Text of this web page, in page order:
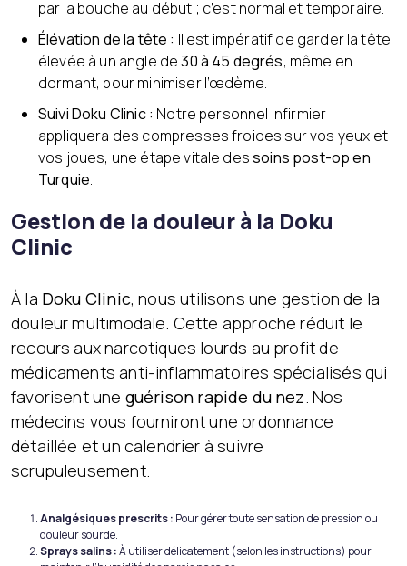
par la bouche au début ; c’est normal et temporaire.
Élévation de la tête : Il est impératif de garder la tête
élevée à un angle de30 à 45 degrés, même en
dormant, pour minimiser l’œdème.
Suivi Doku Clinic : Notre personnel infirmier
appliquera des compresses froides sur vos yeux et
vos joues, une étape vitale dessoins post-op en
Turquie.
Gestion de la douleur à la Doku
Clinic
À la Doku Clinic, nous utilisons une gestion de la
douleur multimodale. Cette approche réduit le
recours aux narcotiques lourds au profit de
médicaments anti-inflammatoires spécialisés qui
favorisent une guérison rapide du nez . Nos
médecins vous fourniront une ordonnance
détaillée et un calendrier à suivre
scrupuleusement.
Analgésiques prescrits : Pour gérer toute sensation de pression ou
douleur sourde.
Sprays salins :À utiliser délicatement (selon les instructions) pour